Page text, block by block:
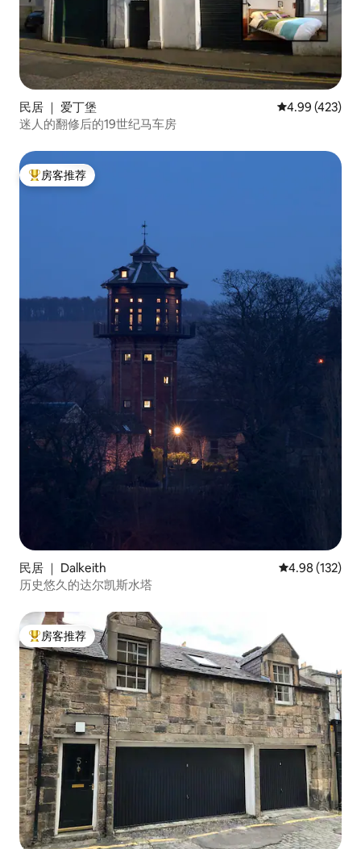
民居 ｜ 爱丁堡 平均评分 4.99
4.99 (423)
迷人的翻修后的19世纪马车房
热门「房客推荐」
房客推荐
民居 ｜ Dalkeith 平均评分 4.98
4.98 (132)
历史悠久的达尔凯斯水塔
热门「房客推荐」
房客推荐